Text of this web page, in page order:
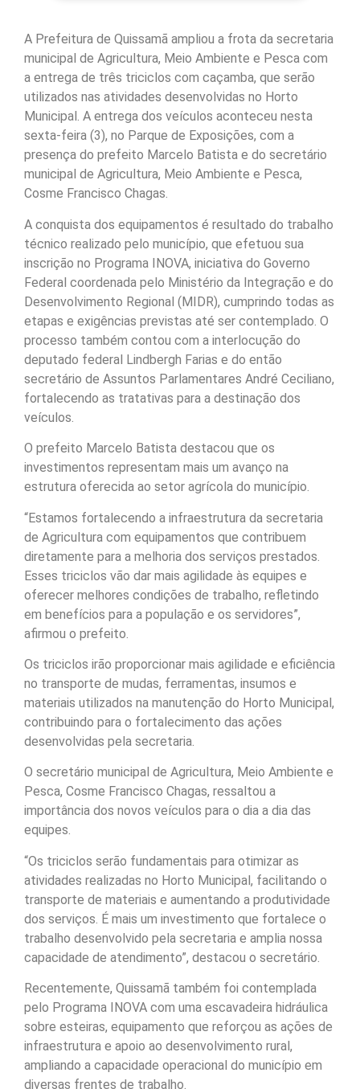
A Prefeitura de Quissamã ampliou a frota da secretaria
municipal de Agricultura, Meio Ambiente e Pesca com
a entrega de três triciclos com caçamba, que serão
utilizados nas atividades desenvolvidas no Horto
Municipal. A entrega dos veículos aconteceu nesta
sexta-feira (3), no Parque de Exposições, com a
presença do prefeito Marcelo Batista e do secretário
municipal de Agricultura, Meio Ambiente e Pesca,
Cosme Francisco Chagas.
A conquista dos equipamentos é resultado do trabalho
técnico realizado pelo município, que efetuou sua
inscrição no Programa INOVA, iniciativa do Governo
Federal coordenada pelo Ministério da Integração e do
Desenvolvimento Regional (MIDR), cumprindo todas as
etapas e exigências previstas até ser contemplado. O
processo também contou com a interlocução do
deputado federal Lindbergh Farias e do então
secretário de Assuntos Parlamentares André Ceciliano,
fortalecendo as tratativas para a destinação dos
veículos.
O prefeito Marcelo Batista destacou que os
investimentos representam mais um avanço na
estrutura oferecida ao setor agrícola do município.
“Estamos fortalecendo a infraestrutura da secretaria
de Agricultura com equipamentos que contribuem
diretamente para a melhoria dos serviços prestados.
Esses triciclos vão dar mais agilidade às equipes e
oferecer melhores condições de trabalho, refletindo
em benefícios para a população e os servidores”,
afirmou o prefeito.
Os triciclos irão proporcionar mais agilidade e eficiência
no transporte de mudas, ferramentas, insumos e
materiais utilizados na manutenção do Horto Municipal,
contribuindo para o fortalecimento das ações
desenvolvidas pela secretaria.
O secretário municipal de Agricultura, Meio Ambiente e
Pesca, Cosme Francisco Chagas, ressaltou a
importância dos novos veículos para o dia a dia das
equipes.
“Os triciclos serão fundamentais para otimizar as
atividades realizadas no Horto Municipal, facilitando o
transporte de materiais e aumentando a produtividade
dos serviços. É mais um investimento que fortalece o
trabalho desenvolvido pela secretaria e amplia nossa
capacidade de atendimento”, destacou o secretário.
Recentemente, Quissamã também foi contemplada
pelo Programa INOVA com uma escavadeira hidráulica
sobre esteiras, equipamento que reforçou as ações de
infraestrutura e apoio ao desenvolvimento rural,
ampliando a capacidade operacional do município em
diversas frentes de trabalho.